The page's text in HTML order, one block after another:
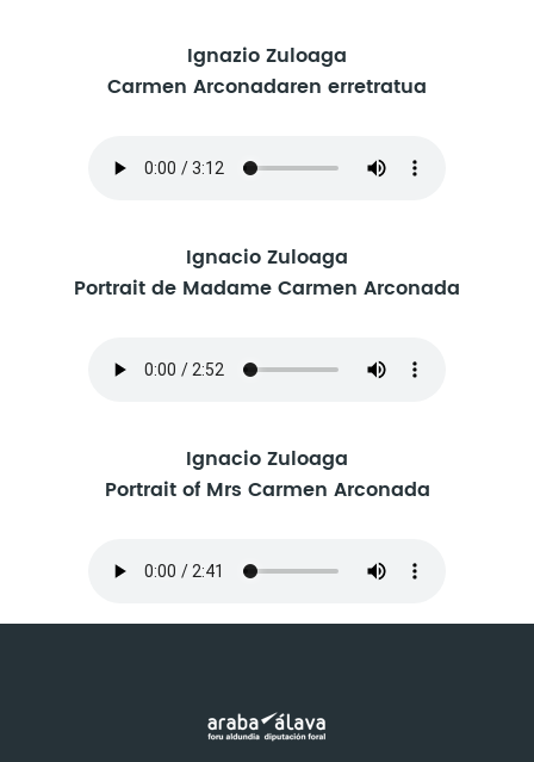
Ignazio Zuloaga
Carmen Arconadaren erretratua
Ignacio Zuloaga
Portrait de Madame Carmen Arconada
Ignacio Zuloaga
Portrait of Mrs Carmen Arconada